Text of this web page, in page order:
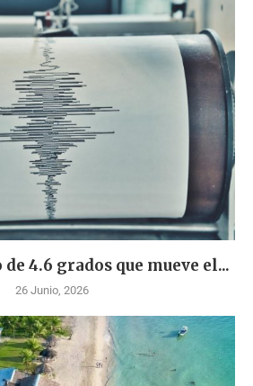
4.6 grados que mueve el...
26 Junio, 2026